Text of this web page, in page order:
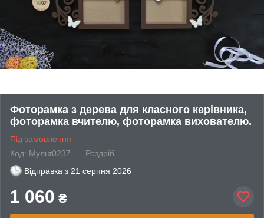
Фоторамка з дерева для класного керівника,
фоторамка вчителю, фоторамка вихователю.
Під замовлення
Код: Мульт0237
Роздріб
Відправка з 21 серпня 2026
1 060 ₴